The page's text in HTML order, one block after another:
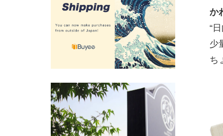
か
“
少
ち